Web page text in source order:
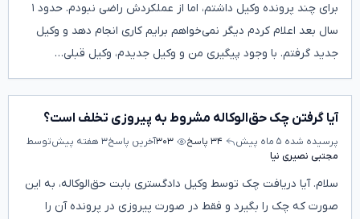
برای چند پرونده وکیل داشتم، اما از عملکردش راضی نبودم. حدود ۱
سال بعد اعلام کردم دیگر نمی‌خواهم برایم کاری انجام دهد و وکیل
جدید گرفتم. با وجود پیگیری من و وکیل جدیدم، وکیل قبلی…
آیا گرفتن چک حق‌الوکاله مشروط به پیروزی تخلف است؟
پرسیده شده ۵ ماه پیش ۳۴ پاسخ ۳۰۳آخرین پاسخ۳ هفته پیش
توسط
مجتبی نصیری نیا
سلام. آیا دریافت چک توسط وکیل دادگستری بابت حق‌الوکاله، به این
صورت که چک را بگیرد و فقط در صورت پیروزی در پرونده آن را